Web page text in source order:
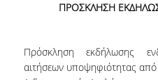
ΓΙΑ ΜΑΘΗΤΕΣ
ΠΡΟΣΚΛΗΣΗ
Πρόσκληση εκδήλωσης
αιτήσεων υποψηφιότητας